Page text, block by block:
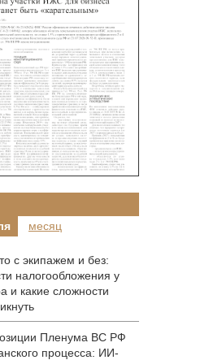
месяц
с экипажем и без:
налогообложения у
и какие сложности
Пленума ВС РФ
процесса: ИИ-